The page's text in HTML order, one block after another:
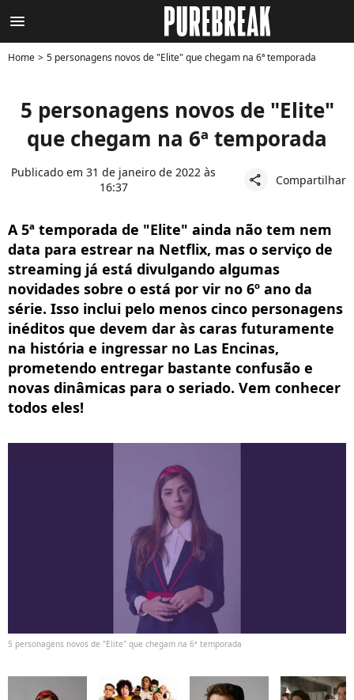
menu
Home 5 personagens novos de "Elite" que chegam na 6ª temporada
5 personagens novos de "Elite"
que chegam na 6ª temporada
Publicado em 31 de janeiro de 2022 às
16:37
share Compartilhar
A 5ª temporada de "Elite" ainda não tem nem
data para estrear na Netflix, mas o serviço de
streaming já está divulgando algumas
novidades sobre o está por vir no 6º ano da
série. Isso inclui pelo menos cinco personagens
inéditos que devem dar às caras futuramente
na história e ingressar no Las Encinas,
prometendo entregar bastante confusão e
novas dinâmicas para o seriado. Vem conhecer
todos eles!
5 personagens novos de "Elite" que chegam na 6ª temporada